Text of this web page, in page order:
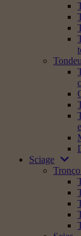
Sciage